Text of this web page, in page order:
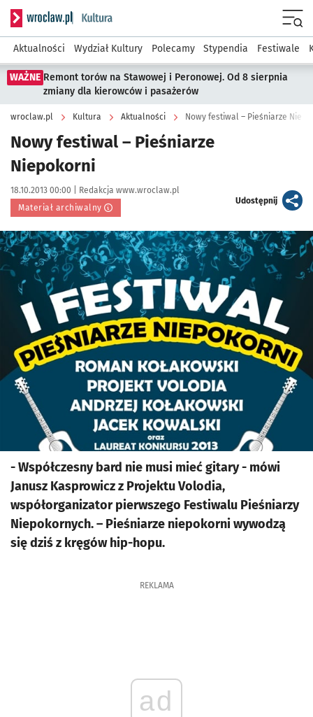
Serwis informacyjny wroclaw.pl podserwis: Kultura
Aktualności Wydział Kultury Polecamy Stypendia Festiwale
WAŻNE Remont torów na Stawowej i Peronowej. Od 8 sierpnia
zmiany dla kierowców i pasażerów
wroclaw.pl Kultura Aktualności Nowy festiwal – Pieśniarze
Nowy festiwal – Pieśniarze
Niepokorni
Data publikacji:
18.10.2013 00:00 | Autor:
Redakcja www.wroclaw.pl
Materiał archiwalny
Udostępnijartykuł
Kliknij, aby powiększyć
- Współczesny bard nie musi mieć gitary - mówi
Janusz Kasprowicz z Projektu Volodia,
współorganizator pierwszego Festiwalu Pieśniarzy
Niepokornych. – Pieśniarze niepokorni wywodzą
się dziś z kręgów hip-hopu.
REKLAMA
ad